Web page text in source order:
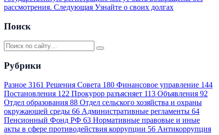
рассмотрения. Следующая Узнайте о своих долгах
Поиск
Рубрики
Разное 3161 Решения Совета 180 Финансовое управление 144
Постановления 122 Прокурор разъясняет 113 Объявления 92
Отдел образования 88 Отдел сельского хозяйства и охраны
окружающей среды 66 Административные регламенты 64
Пенсионный Фонд РФ 63 Нормативные правовые и иные
акты в сфере противодействия коррупции 56 Антикоррупция